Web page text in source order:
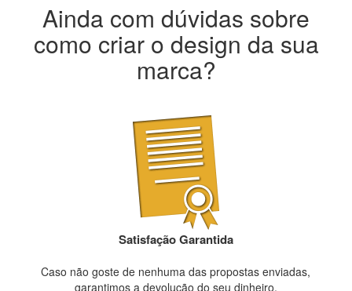
Ainda com dúvidas sobre
como criar o design da sua
marca?
Satisfação Garantida
Caso não goste de nenhuma das propostas enviadas,
garantimos a devolução do seu dinheiro.